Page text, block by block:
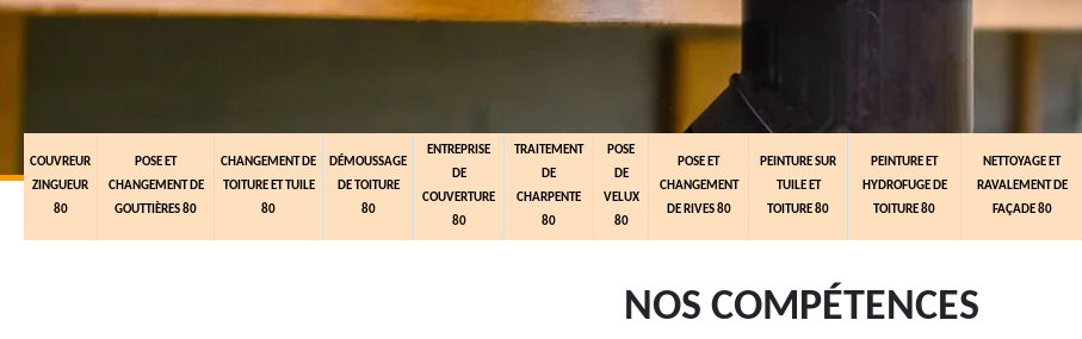
COUVREUR
ZINGUEUR
80
POSE ET
CHANGEMENT DE
GOUTTIÈRES 80
CHANGEMENT DE
TOITURE ET TUILE
80
DÉMOUSSAGE
DE TOITURE
80
ENTREPRISE
DE
COUVERTURE
80
TRAITEMENT
DE
CHARPENTE
80
POSE
DE
VELUX
80
POSE ET
CHANGEMENT
DE RIVES 80
PEINTURE SUR
TUILE ET
TOITURE 80
PEINTURE ET
HYDROFUGE DE
TOITURE 80
NETTOYAGE ET
RAVALEMENT DE
FAÇADE 80
NOS COMPÉTENCES